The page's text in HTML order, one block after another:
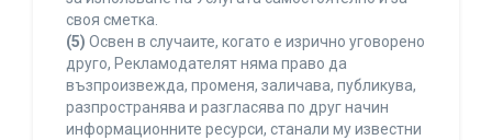
своя сметка.
(5) Освен в случаите, когато е изрично уговорено
друго, Рекламодателят няма право да
възпроизвежда, променя, заличава, публикува,
разпространява и разгласява по друг начин
информационните ресурси, станали му известни